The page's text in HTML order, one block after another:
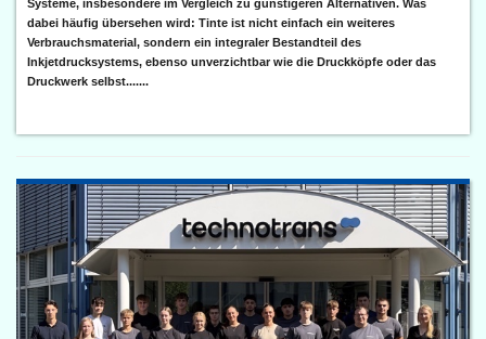
Systeme, insbesondere im Vergleich zu günstigeren Alternativen. Was
dabei häufig übersehen wird: Tinte ist nicht einfach ein weiteres
Verbrauchsmaterial, sondern ein integraler Bestandteil des
Inkjetdrucksystems, ebenso unverzichtbar wie die Druckköpfe oder das
Druckwerk selbst.......